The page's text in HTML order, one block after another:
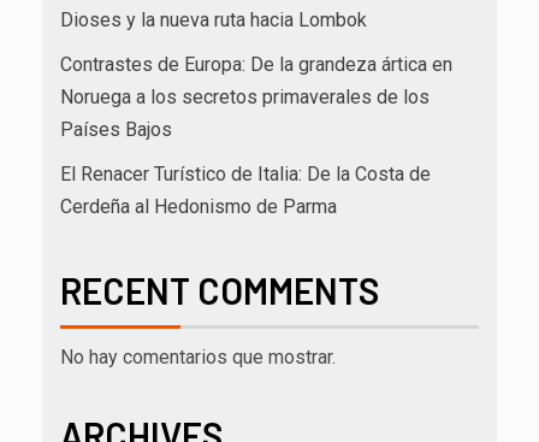
Dioses y la nueva ruta hacia Lombok
Contrastes de Europa: De la grandeza ártica en
Noruega a los secretos primaverales de los
Países Bajos
El Renacer Turístico de Italia: De la Costa de
Cerdeña al Hedonismo de Parma
RECENT COMMENTS
No hay comentarios que mostrar.